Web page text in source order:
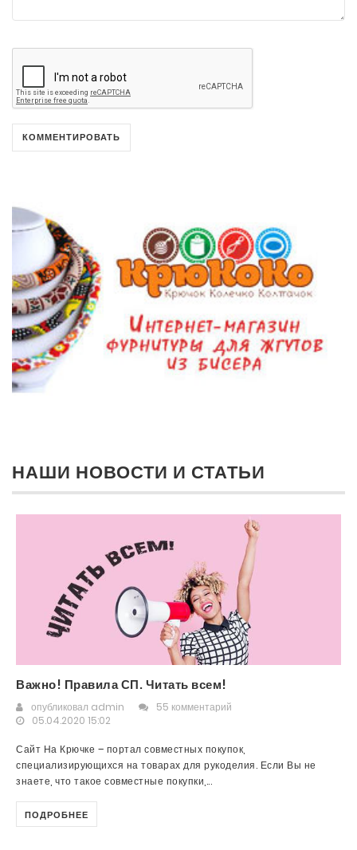
НАШИ НОВОСТИ И СТАТЬИ
Важно! Правила СП. Читать всем!
опубликовал admin
55 комментарий
05.04.2020 15:02
Сайт На Крючке – портал совместных покупок,
специализирующихся на товарах для рукоделия. Если Вы не
знаете, что такое совместные покупки,...
ПОДРОБНЕЕ